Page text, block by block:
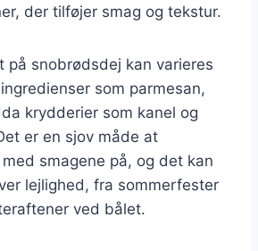
der tilføjer smag og tekstur.
på snobrødsdej kan varieres
som parmesan,
krydderier som kanel og
er en sjov måde at
smagene på, og det kan
lejlighed, fra sommerfester
ved bålet.